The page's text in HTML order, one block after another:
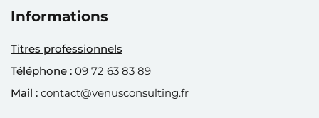
Informations
Titres professionnels
Téléphone : 09 72 63 83 89
Mail : contact@venusconsulting.fr